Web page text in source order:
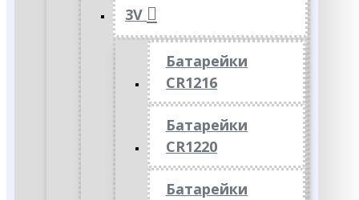
3V
Батарейки
CR1216
Батарейки
CR1220
Батарейки